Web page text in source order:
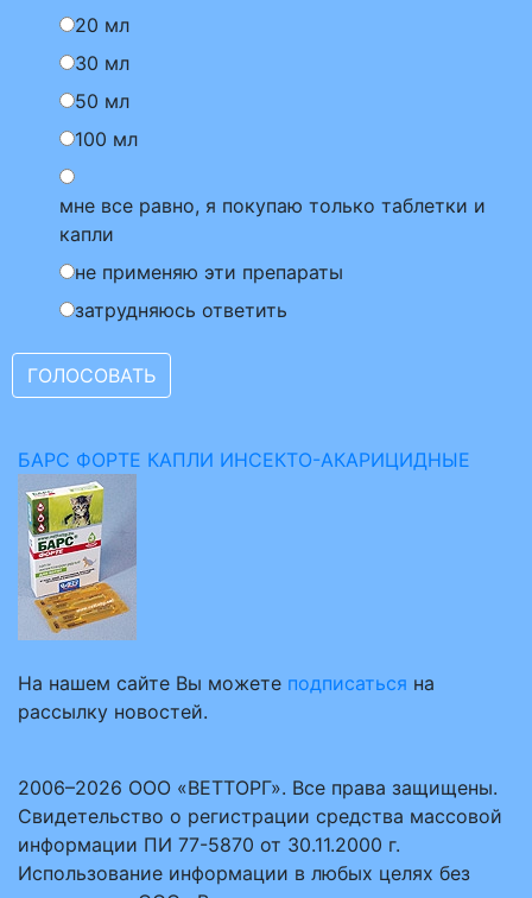
20 мл
30 мл
50 мл
100 мл
мне все равно, я покупаю только таблетки и
капли
не применяю эти препараты
затрудняюсь ответить
БАРС ФОРТЕ КАПЛИ ИНСЕКТО-АКАРИЦИДНЫЕ
На нашем сайте Вы можете подписаться на
рассылку новостей.
2006–2026 ООО «ВЕТТОРГ». Все права защищены.
Свидетельство о регистрации средства массовой
информации ПИ 77-5870 от 30.11.2000 г.
Использование информации в любых целях без